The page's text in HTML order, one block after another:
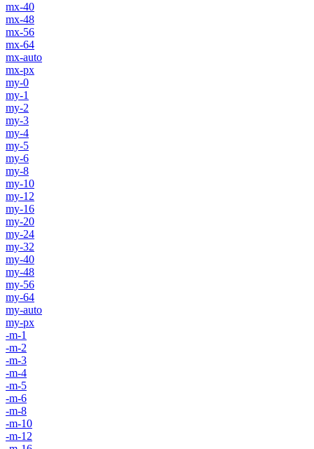
mx-40
mx-48
mx-56
mx-64
mx-auto
mx-px
my-0
my-1
my-2
my-3
my-4
my-5
my-6
my-8
my-10
my-12
my-16
my-20
my-24
my-32
my-40
my-48
my-56
my-64
my-auto
my-px
-m-1
-m-2
-m-3
-m-4
-m-5
-m-6
-m-8
-m-10
-m-12